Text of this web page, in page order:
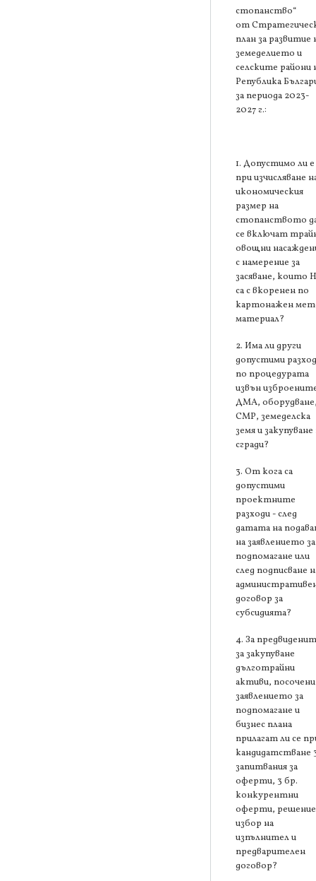
стопанство“
от
план за развитие
земеделието и
селските райони
Република
за периода 2023-
2027 г.:
1. Допустимо ли е
при изчисляване
икономическия
размер на
стопанството
се включат
овощни
с намерение за
засяване, които
са с вкоренен по
картонажен
материал?
2. Има ли други
допустими
по процедурата
извън
ДМА,
СМР, земеделска
земя и закупуване
сгради?
3. От кога са
допустими
проектните
разходи - след
датата на
на заявлението за
подпомагане или
след подписване
договор за
субсидията?
4. За
за закупуване
дълготрайни
активи,
заявлението за
подпомагане и
бизнес плана
прилагат ли се
кандидатстване
запитвания за
оферти, 3 бр.
конкурентни
оферти, решение
избор на
изпълнител и
предварителен
договор?